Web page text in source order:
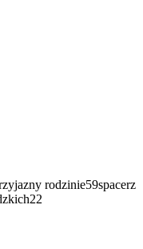
rodzinie59spacerz
22